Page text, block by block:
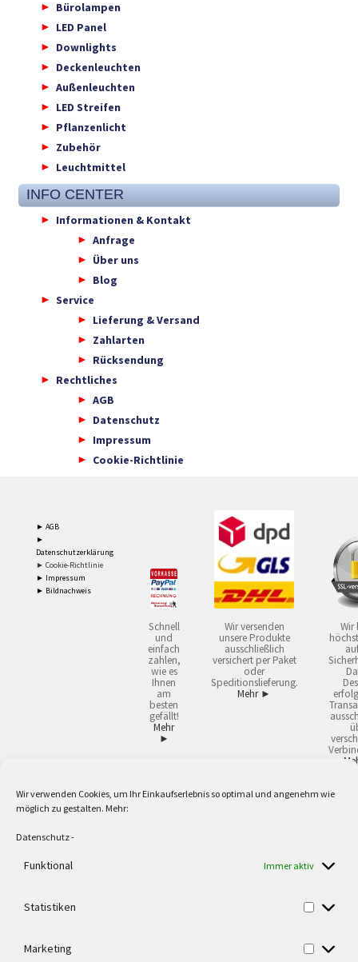
Wir verwenden Cookies, um Ihr Einkaufserlebnis so optimal und angenehm wie
möglich zu gestalten. Mehr:
Datenschutz-
Funktional Immer aktiv
Statistiken
Marketing
Bürolampen
LED Panel
Downlights
Deckenleuchten
Außenleuchten
LED Streifen
Pflanzenlicht
Zubehör
Leuchtmittel
INFO CENTER
Informationen & Kontakt
Anfrage
Über uns
Blog
Service
Lieferung & Versand
Zahlarten
Rücksendung
Rechtliches
AGB
Datenschutz
Impressum
Cookie-Richtlinie
► AGB
►
Datenschutzerklärung
► Cookie-Richtlinie
► Impressum
► Bildnachweis
Schnell
und
einfach
zahlen,
wie es
Ihnen
am
besten
gefällt!
Mehr
►
Wir versenden
unsere Produkte
ausschließlich
versichert per Paket
oder
Speditionslieferung.
Mehr ►
Wir
2 Lieferzeiten gelten mit Express-24.
Versandkostenfrei ab 59,90 € Nettowarenwert. Inseln ausgenommen. Unsere
Berufe zur Verwendung in der selbständigen, beruflichen oder gewerblichen
verwendeten Logos und Firmennamen sind Warenzeichen oder eingetragene
unseren AGB.